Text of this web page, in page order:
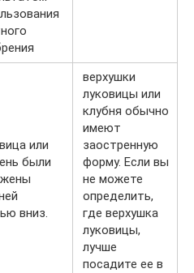
или
были
вниз.
верхушки
луковицы или
клубня обычно
имеют
заостренную
форму. Если вы
не можете
определить,
где верхушка
луковицы,
лучше
посадите ее в